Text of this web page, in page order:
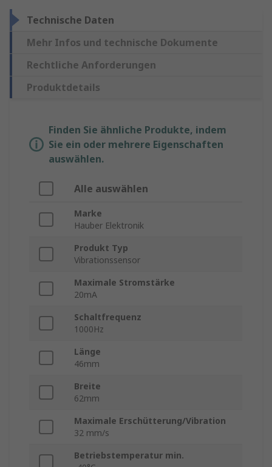
Technische Daten
Mehr Infos und technische Dokumente
Rechtliche Anforderungen
Produktdetails
Finden Sie ähnliche Produkte, indem
Sie ein oder mehrere Eigenschaften
auswählen.
Alle auswählen
Marke
Hauber Elektronik
Produkt Typ
Vibrationssensor
Maximale Stromstärke
20mA
Schaltfrequenz
1000Hz
Länge
46mm
Breite
62mm
Maximale Erschütterung/Vibration
32 mm/s
Betriebstemperatur min.